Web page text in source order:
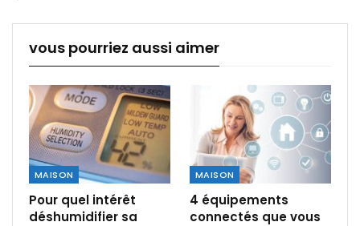
vous pourriez aussi aimer
MAISON
Pour quel intérêt
déshumidifier sa
MAISON
4 équipements
connectés que vous